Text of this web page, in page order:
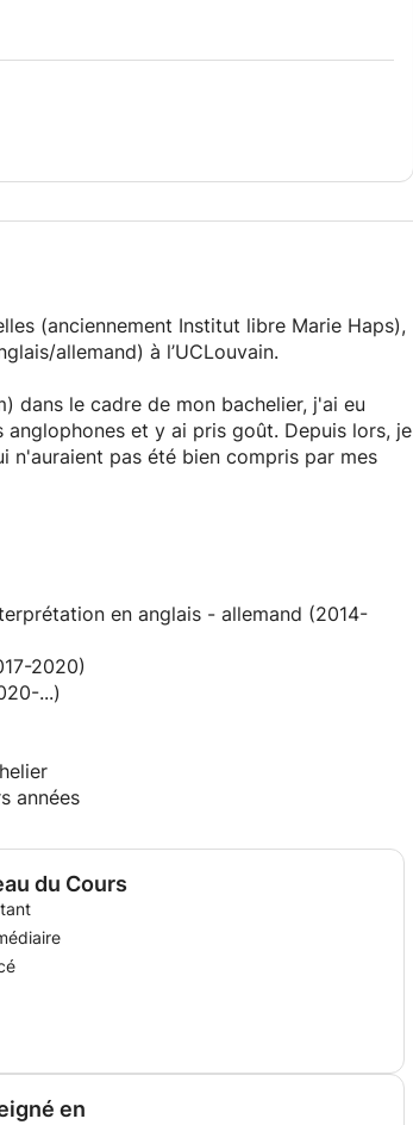
(anciennement Institut libre Marie Haps),
allemand) à l’UCLouvain.
dans le cadre de mon bachelier, j'ai eu
et y ai pris goût. Depuis lors, je
n'auraient pas été bien compris par mes
correction et la rédaction de textes (aussi
m'ont décidée à m'inscrire sur Apprentus.
en anglais - allemand (2014-
2020)
...)
années
du Cours
en